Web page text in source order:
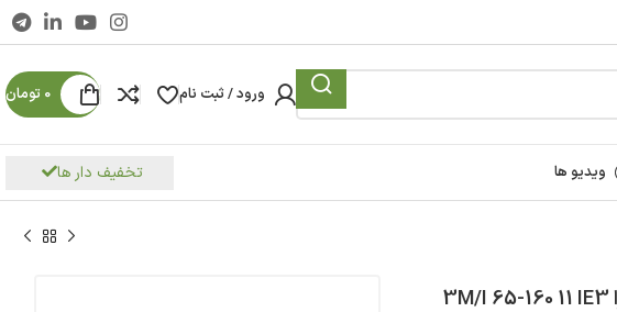
ورود / ثبت نام 0 تومان
ویدیو ها تخفیف دار ها